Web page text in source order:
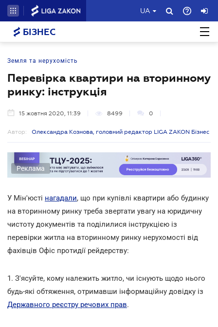
UA
БІЗНЕС
Земля та нерухомість
Перевірка квартири на вторинному
ринку: інструкція
15 жовтня 2020, 11:39 8499 0
Автор: Олександра Кознова, головний редактор LIGA ZAKON Бізнес
Реклама
У Мін'юсті нагадали, що при купівлі квартири або будинку
на вторинному ринку треба звертати увагу на юридичну
чистоту документів та поділилися інструкцією із
перевірки житла на вторинному ринку нерухомості від
фахівців Офіс протидії рейдерству:
1. З'ясуйте, кому належить житло, чи існують щодо нього
будь-які обтяження, отримавши інформаційну довідку із
Державного реєстру речових прав.